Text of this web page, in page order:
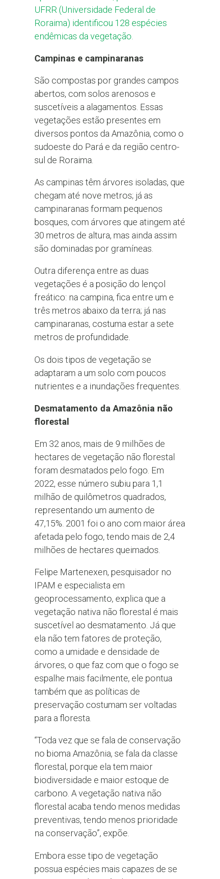
UFRR (Universidade Federal de
Roraima) identificou 128 espécies
endêmicas da vegetação.
Campinas e campinaranas
São compostas por grandes campos
abertos, com solos arenosos e
suscetíveis a alagamentos. Essas
vegetações estão presentes em
diversos pontos da Amazônia, como o
sudoeste do Pará e da região centro-
sul de Roraima.
As campinas têm árvores isoladas, que
chegam até nove metros; já as
campinaranas formam pequenos
bosques, com árvores que atingem até
30 metros de altura, mas ainda assim
são dominadas por gramíneas.
Outra diferença entre as duas
vegetações é a posição do lençol
freático: na campina, fica entre um e
três metros abaixo da terra; já nas
campinaranas, costuma estar a sete
metros de profundidade.
Os dois tipos de vegetação se
adaptaram a um solo com poucos
nutrientes e a inundações frequentes.
Desmatamento da Amazônia não
florestal
Em 32 anos, mais de 9 milhões de
hectares de vegetação não florestal
foram desmatados pelo fogo. Em
2022, esse número subiu para 1,1
milhão de quilômetros quadrados,
representando um aumento de
47,15%. 2001 foi o ano com maior área
afetada pelo fogo, tendo mais de 2,4
milhões de hectares queimados.
Felipe Martenexen, pesquisador no
IPAM e especialista em
geoprocessamento, explica que a
vegetação nativa não florestal é mais
suscetível ao desmatamento. Já que
ela não tem fatores de proteção,
como a umidade e densidade de
árvores, o que faz com que o fogo se
espalhe mais facilmente, ele pontua
também que as políticas de
preservação costumam ser voltadas
para a floresta.
“Toda vez que se fala de conservação
no bioma Amazônia, se fala da classe
florestal, porque ela tem maior
biodiversidade e maior estoque de
carbono. A vegetação nativa não
florestal acaba tendo menos medidas
preventivas, tendo menos prioridade
na conservação”, expõe.
Embora esse tipo de vegetação
possua espécies mais capazes de se